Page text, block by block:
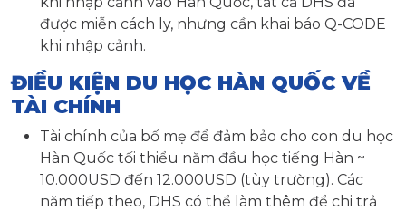
được miễn cách ly, nhưng cần khai báo Q-CODE
khi nhập cảnh.
ĐIỀU KIỆN DU HỌC HÀN QUỐC VỀ
TÀI CHÍNH
Tài chính của bố mẹ để đảm bảo cho con du học
Hàn Quốc tối thiểu năm đầu học tiếng Hàn ~
10.000USD đến 12.000USD (tùy trường). Các
năm tiếp theo, DHS có thể làm thêm để chi trả